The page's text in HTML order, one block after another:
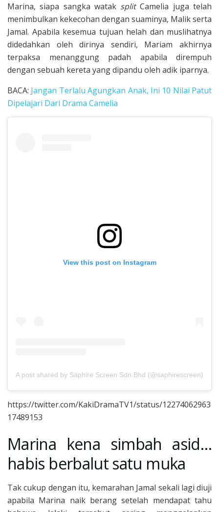
Marina, siapa sangka watak splitCamelia juga telah
menimbulkan kekecohan dengan suaminya, Malik serta
Jamal. Apabila kesemua tujuan helah dan muslihatnya
didedahkan oleh dirinya sendiri, Mariam akhirnya
terpaksa menanggung padah apabila dirempuh
dengan sebuah kereta yang dipandu oleh adik iparnya.
BACA: Jangan Terlalu Agungkan Anak, Ini 10 Nilai Patut
Dipelajari Dari Drama Camelia
View this post on Instagram
A post shared by Saphire Screen Sdn.Bhd (@saphirescreen)
https://twitter.com/KakiDramaTV1/status/12274062963
17489153
Marina kena simbah asid…
habis berbalut satu muka
Tak cukup dengan itu, kemarahan Jamal sekali lagi diuji
apabila Marina naik berang setelah mendapat tahu